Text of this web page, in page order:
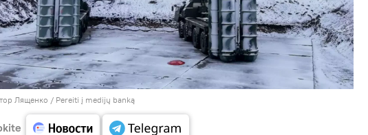
Лященко / Pereiti į medijų banką